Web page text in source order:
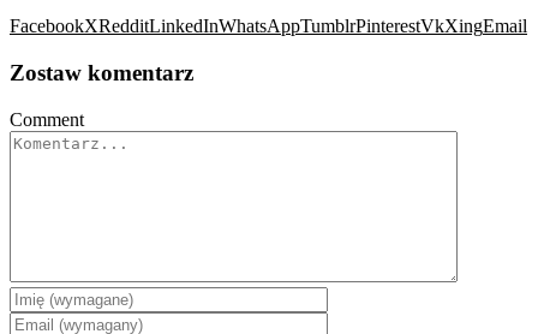
FacebookXRedditLinkedInWhatsAppTumblrPinterestVkXingEmail
Zostaw komentarz
Comment